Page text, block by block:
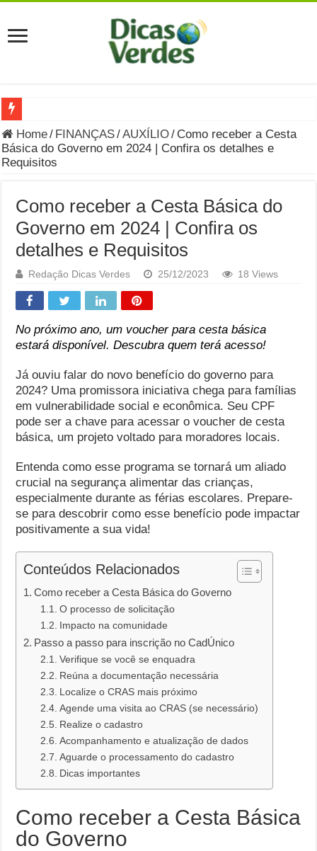
Grávida Pode Comer Pastrami? Saiba Quando o Consumo é
8 Bebidas saudáveis e ricas em eletrólitos: quais são e
Carta Psicografada de Isabella Nardoni : O que Diz a
Grávida pode comer picles e alimentos em conserva durante
Grávida pode comer Ceviche? Entenda os riscos na gravidez
Carta Psicografada de Eduardo Campos
Home/ FINANÇAS/AUXÍLIO/ Como receber a Cesta
Básica do Governo em 2024 | Confira os detalhes e
Requisitos
Como receber a Cesta Básica do
Governo em 2024 | Confira os
detalhes e Requisitos
Redação Dicas Verdes 25/12/2023 18 Views
No próximo ano, um voucher para cesta básica
estará disponível. Descubra quem terá acesso!
Já ouviu falar do novo benefício do governo para
2024? Uma promissora iniciativa chega para famílias
em vulnerabilidade social e econômica. Seu CPF
pode ser a chave para acessar o voucher de cesta
básica, um projeto voltado para moradores locais.
Entenda como esse programa se tornará um aliado
crucial na segurança alimentar das crianças,
especialmente durante as férias escolares. Prepare-
se para descobrir como esse benefício pode impactar
positivamente a sua vida!
Conteúdos Relacionados
Como receber a Cesta Básica do Governo
O processo de solicitação
Impacto na comunidade
Passo a passo para inscrição no CadÚnico
Verifique se você se enquadra
Reúna a documentação necessária
Localize o CRAS mais próximo
Agende uma visita ao CRAS (se necessário)
Realize o cadastro
Acompanhamento e atualização de dados
Aguarde o processamento do cadastro
Dicas importantes
Como receber a Cesta Básica
do Governo